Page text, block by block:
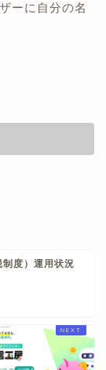
ーに自分の名
度）運用状況